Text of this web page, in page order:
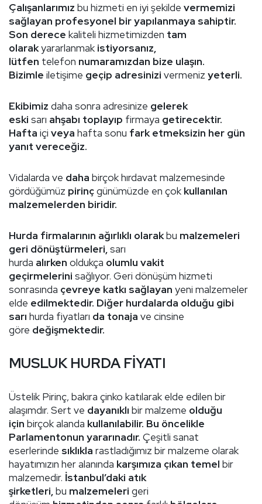
Çalışanlarımız bu hizmeti en iyi şekilde vermemizi
sağlayan profesyonel bir yapılanmaya sahiptir.
Son derece kaliteli hizmetimizden tam
olarakyararlanmak istiyorsanız,
lütfen telefon numaramızdan bize ulaşın.
Bizimle iletişime geçip adresinizi vermeniz yeterli.
Ekibimiz daha sonra adresinize gelerek
eski sarı ahşabı toplayıp firmaya getirecektir.
Hafta içi veya hafta sonu fark etmeksizin her gün
yanıt vereceğiz.
Vidalarda ve daha birçok hırdavat malzemesinde
gördüğümüz pirinçgünümüzde en çok kullanılan
malzemelerden biridir.
Hurda firmalarının ağırlıklı olarakbu malzemeleri
geri dönüştürmeleri,sarı
hurda alırken oldukça olumlu vakit
geçirmelerini sağlıyor. Geri dönüşüm hizmeti
sonrasında çevreye katkı sağlayan yeni malzemeler
elde edilmektedir. Diğer hurdalarda olduğu gibi
sarı hurda fiyatları da tonaja ve cinsine
göre değişmektedir.
MUSLUK HURDA FİYATI
Üstelik Pirinç, bakıra çinko katılarak elde edilen bir
alaşımdır. Sert ve dayanıklı bir malzeme olduğu
için birçok alanda kullanılabilir. Bu öncelikle
Parlamentonun yararınadır. Çeşitli sanat
eserlerinde sıklıkla rastladığımız bir malzeme olarak
hayatımızın her alanında karşımıza çıkan temel bir
malzemedir. İstanbul’daki atık
şirketleri,bu malzemeleri geri